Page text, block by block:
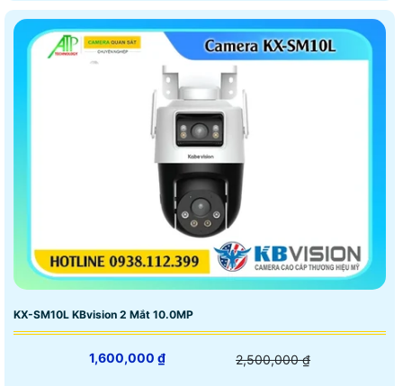
KX-SM10L KBvision 2 Mắt 10.0MP
1,600,000 ₫ 2,500,000 ₫